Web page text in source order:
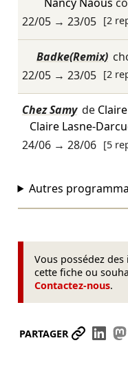
22/05→ 23/05 [2
Badke(Remix)
22/05→ 23/05 [2
Chez Samy de
Claire Lasne-
24/06→ 28/06 [5
Autres
Vous possédez
cette fiche ou
Contactez-nous.
PARTAGER